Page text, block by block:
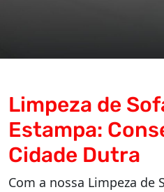
Limpeza de
Estampa:
Cidade Dutra
Com a nossa Limpeza de